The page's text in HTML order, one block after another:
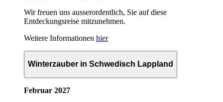
Wir freuen uns ausserordentlich, Sie auf diese
Entdeckungsreise mitzunehmen.
Weitere Informationen hier
Winterzauber in Schwedisch Lappland
Februar 2027